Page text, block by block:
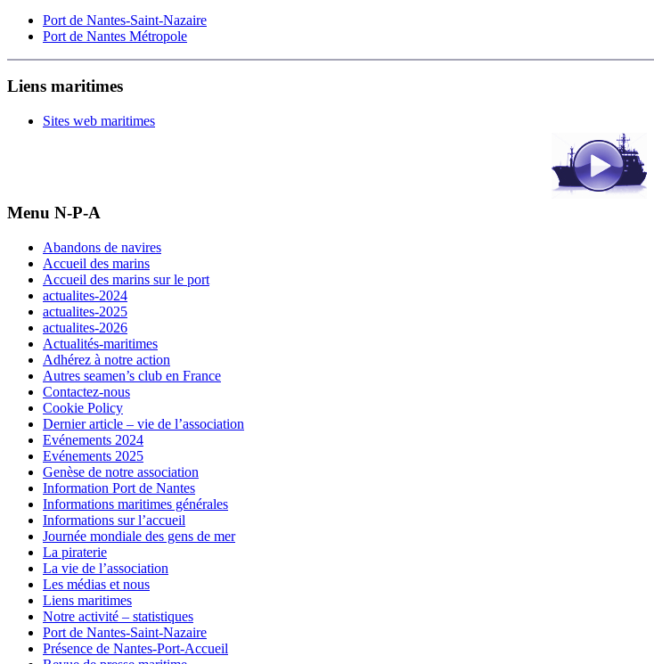
Port de Nantes-Saint-Nazaire
Port de Nantes Métropole
Liens maritimes
Sites web maritimes
Menu N-P-A
Abandons de navires
Accueil des marins
Accueil des marins sur le port
actualites-2024
actualites-2025
actualites-2026
Actualités-maritimes
Adhérez à notre action
Autres seamen’s club en France
Contactez-nous
Cookie Policy
Dernier article – vie de l’association
Evénements 2024
Evénements 2025
Genèse de notre association
Information Port de Nantes
Informations maritimes générales
Informations sur l’accueil
Journée mondiale des gens de mer
La piraterie
La vie de l’association
Les médias et nous
Liens maritimes
Notre activité – statistiques
Port de Nantes-Saint-Nazaire
Présence de Nantes-Port-Accueil